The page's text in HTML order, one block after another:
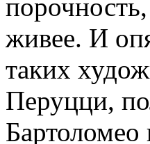
живее. И
таких
Перуцци,
Бартоломео